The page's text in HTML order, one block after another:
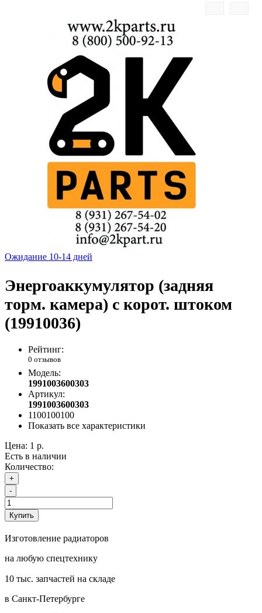
Ожидание 10-14 дней
Энергоаккумулятор (задняя
торм. камера) с корот. штоком
(19910036)
Рейтинг:
0 отзывов
Модель:
1991003600303
Артикул:
1991003600303
1100100100
Показать все характеристики
Цена: 1 р.
Есть в наличии
Количество:
+
-
Купить
Изготовление радиаторов
на любую спецтехнику
10 тыс. запчастей на складе
в Санкт-Петербурге